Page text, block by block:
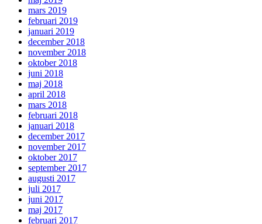
mars 2019
februari 2019
januari 2019
december 2018
november 2018
oktober 2018
juni 2018
maj 2018
april 2018
mars 2018
februari 2018
januari 2018
december 2017
november 2017
oktober 2017
september 2017
augusti 2017
juli 2017
juni 2017
maj 2017
februari 2017